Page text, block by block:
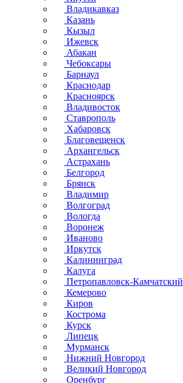
Владикавказ
Казань
Кызыл
Ижевск
Абакан
Чебоксары
Барнаул
Краснодар
Красноярск
Владивосток
Ставрополь
Хабаровск
Благовещенск
Архангельск
Астрахань
Белгород
Брянск
Владимир
Волгоград
Вологда
Воронеж
Иваново
Иркутск
Калининград
Калуга
Петропавловск-Камчатский
Кемерово
Киров
Кострома
Курск
Липецк
Мурманск
Нижний Новгород
Великий Новгород
Оренбург